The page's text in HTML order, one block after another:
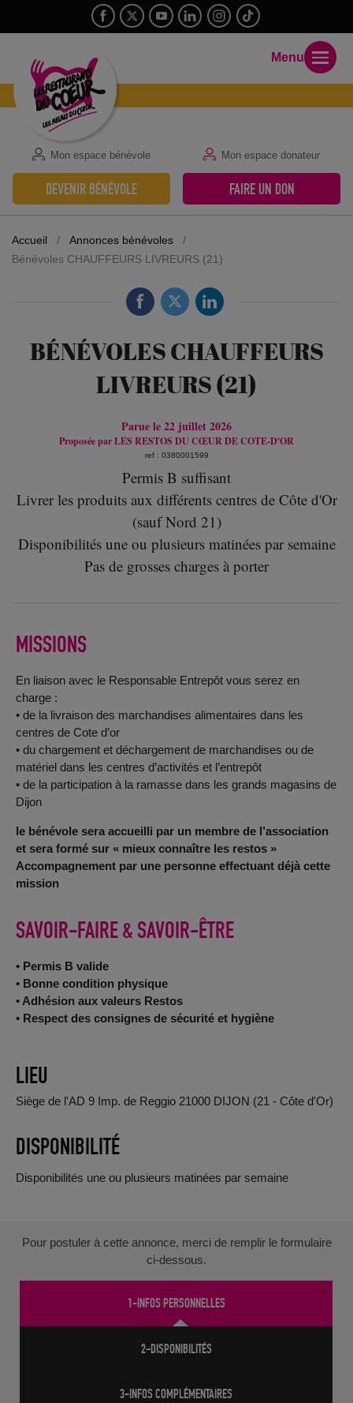
Mon espace bénévole Mon espace donateur
DEVENIR BÉNÉVOLE FAIRE UN DON
Menu
Accueil / Annonces bénévoles
/
Bénévoles CHAUFFEURS LIVREURS (21)
BÉNÉVOLES CHAUFFEURS
LIVREURS (21)
Parue le 22 juillet 2026
Proposée parLES RESTOS DU CŒUR DE COTE-D'OR
ref : 0380001599
Permis B suffisant
Livrer les produits aux différents centres de Côte d'Or
(sauf Nord 21)
Disponibilités une ou plusieurs matinées par semaine
Pas de grosses charges à porter
MISSIONS
En liaison avec le Responsable Entrepôt vous serez en
charge :
• de la livraison des marchandises alimentaires dans les
centres de Cote d’or
• du chargement et déchargement de marchandises ou de
matériel dans les centres d’activités et l’entrepôt
• de la participation à la ramasse dans les grands magasins de
Dijon
le bénévole sera accueilli par un membre de l’association
et sera formé sur « mieux connaître les restos »
Accompagnement par une personne effectuant déjà cette
mission
SAVOIR-FAIRE & SAVOIR-ÊTRE
• Permis B valide
• Bonne condition physique
• Adhésion aux valeurs Restos
• Respect des consignes de sécurité et hygiène
LIEU
Siège de l'AD 9 Imp. de Reggio 21000 DIJON (21 - Côte d'Or)
DISPONIBILITÉ
Disponibilités une ou plusieurs matinées par semaine
Pour postuler à cette annonce, merci de remplir le formulaire
ci-dessous.
1-INFOS PERSONNELLES
2-DISPONIBILITÉS
3-INFOS COMPLÉMENTAIRES